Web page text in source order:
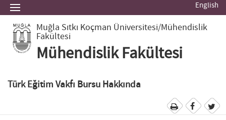
English
Muğla Sıtkı Koçman Üniversitesi/Mühendislik
Fakültesi
Mühendislik Fakültesi
Türk Eğitim Vakfı Bursu Hakkında